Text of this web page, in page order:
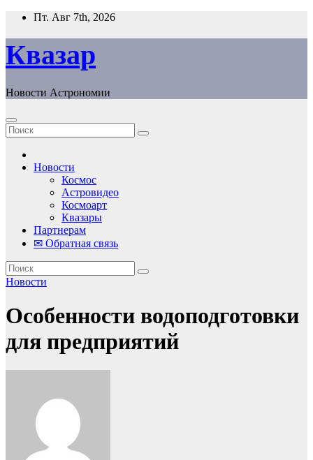
Перейти
содержанию
Пт. Авг 7th, 2026
Квазар
Новости Астрономии
Новости
Космос
Астровидео
Космоарт
Квазары
Партнерам
✉ Обратная связь
Новости
Особенности водоподготовки
для предприятий